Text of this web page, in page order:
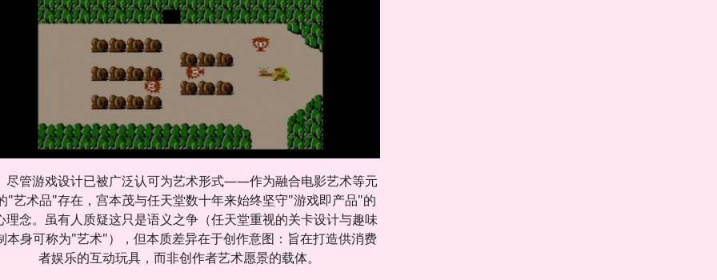
尽管游戏设计已被广泛认可为艺术形式——作为融合电影艺术等元
"艺术品"存在，宫本茂与任天堂数十年来始终坚守"游戏即产品"的
理念。虽有人质疑这只是语义之争（任天堂重视的关卡设计与趣味
本身可称为"艺术"），但本质差异在于创作意图：旨在打造供消费
者娱乐的互动玩具，而非创作者艺术愿景的载体。